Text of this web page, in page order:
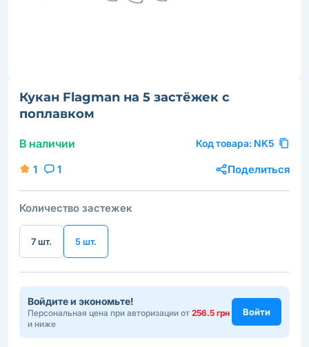
Кукан Flagman на 5 застёжек с
поплавком
В наличии Код товара: NK5
1 1 Поделиться
Количество застежек
7 шт. 5 шт.
Войдите и экономьте!
Персональная цена при авторизации от 256.5 грн
и ниже
Войти